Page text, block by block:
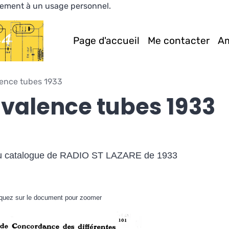
à un usage personnel.
Page d'accueil Me contacter
tubes 1933
tubes 1933
catalogue de RADIO ST LAZARE de 1933
sur le document pour zoomer